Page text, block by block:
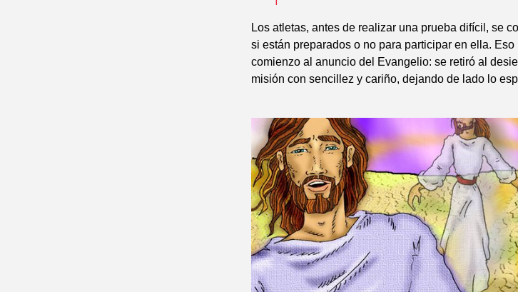
Los atletas, antes de realizar una prueba difícil, se
si están preparados o no para participar en ella.
comienzo al anuncio del Evangelio: se retiró al
misión con sencillez y cariño, dejando de lado lo